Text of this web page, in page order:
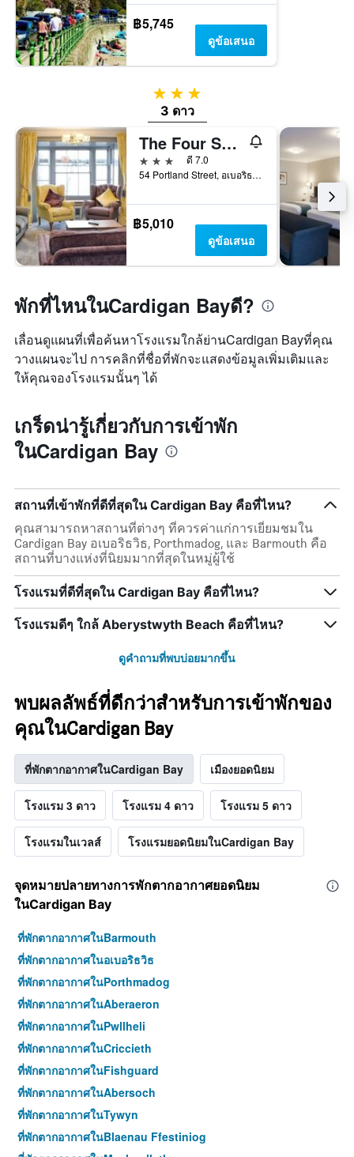
฿5,745
ดูข้อเสนอ
3 ดาว
3 ดาว
The Four Seasons Hotel
3 ดาว
ดี 7.0
54 Portland Street, อเบอริธวิธ, สหราชอาณาจักร
฿5,010
ดูข้อเสนอ
พักที่ไหนในCardigan Bayดี?
เลื่อนดูแผนที่เพื่อค้นหาโรงแรมใกล้ย่านCardigan Bayที่คุณ
วางแผนจะไป การคลิกที่ชื่อที่พักจะแสดงข้อมูลเพิ่มเติมและ
ให้คุณจองโรงแรมนั้นๆ ได้
เกร็ดน่ารู้เกี่ยวกับการเข้าพัก
ในCardigan Bay
สถานที่เข้าพักที่ดีที่สุดใน Cardigan Bay คือที่ไหน?
คุณสามารถหาสถานที่ต่างๆ ที่ควรค่าแก่การเยี่ยมชมใน
Cardigan Bay อเบอริธวิธ, Porthmadog, และ Barmouth คือ
สถานที่บางแห่งที่นิยมมากที่สุดในหมู่ผู้ใช้
โรงแรมที่ดีที่สุดใน Cardigan Bay คือที่ไหน?
โรงแรมดีๆ ใกล้ Aberystwyth Beach คือที่ไหน?
ดูคำถามที่พบบ่อยมากขึ้น
พบผลลัพธ์ที่ดีกว่าสำหรับการเข้าพักของ
คุณในCardigan Bay
ที่พักตากอากาศในCardigan Bay เมืองยอดนิยม
โรงแรม 3 ดาว โรงแรม 4 ดาว โรงแรม 5 ดาว
โรงแรมในเวลส์ โรงแรมยอดนิยมในCardigan Bay
จุดหมายปลายทางการพักตากอากาศยอดนิยม
ในCardigan Bay
ที่พักตากอากาศในBarmouth
ที่พักตากอากาศในอเบอริธวิธ
ที่พักตากอากาศในPorthmadog
ที่พักตากอากาศในAberaeron
ที่พักตากอากาศในPwllheli
ที่พักตากอากาศในCriccieth
ที่พักตากอากาศในFishguard
ที่พักตากอากาศในAbersoch
ที่พักตากอากาศในTywyn
ที่พักตากอากาศในBlaenau Ffestiniog